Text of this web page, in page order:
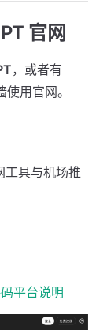
官网
，或者有
用官网。
具与机场推
平台说明